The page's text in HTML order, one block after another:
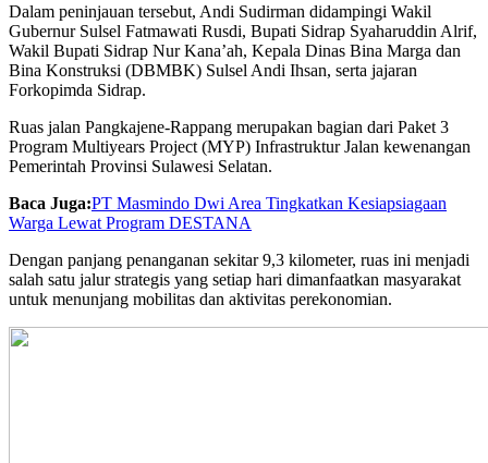
Dalam peninjauan tersebut, Andi Sudirman didampingi Wakil
Gubernur Sulsel Fatmawati Rusdi, Bupati Sidrap Syaharuddin Alrif,
Wakil Bupati Sidrap Nur Kana’ah, Kepala Dinas Bina Marga dan
Bina Konstruksi (DBMBK) Sulsel Andi Ihsan, serta jajaran
Forkopimda Sidrap.
Ruas jalan Pangkajene-Rappang merupakan bagian dari Paket 3
Program Multiyears Project (MYP) Infrastruktur Jalan kewenangan
Pemerintah Provinsi Sulawesi Selatan.
Baca Juga:PT Masmindo Dwi Area Tingkatkan Kesiapsiagaan
Warga Lewat Program DESTANA
Dengan panjang penanganan sekitar 9,3 kilometer, ruas ini menjadi
salah satu jalur strategis yang setiap hari dimanfaatkan masyarakat
untuk menunjang mobilitas dan aktivitas perekonomian.